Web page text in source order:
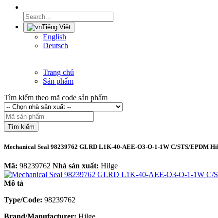
Tiếng Việt
English
Deutsch
Trang chủ
Sản phẩm
Tìm kiếm theo mã code sản phẩm
Tìm kiếm
Mechanical Seal 98239762 GLRD L1K-40-AEE-O3-O-1-1W C/STS/EPDM
Mã: 98239762 Nhà sản xuất: Hilge
Mô tả
Type/Code: 98239762
Brand/Manufacturer: Hilge